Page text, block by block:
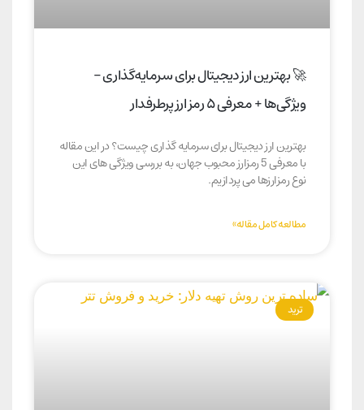
🚀 بهترین ارز دیجیتال برای سرمایه‌گذاری –
ویژگی‌ها + معرفی ۵ رمز ارز پرطرفدار
بهترین ارز دیجیتال برای سرمایه گذاری چیست؟ در این مقاله
با معرفی 5 رمزارز محبوب جهان، به بررسی ویژگی های این
نوع رمزارزها می پردازیم.
مطالعه کامل مقاله»
ترید